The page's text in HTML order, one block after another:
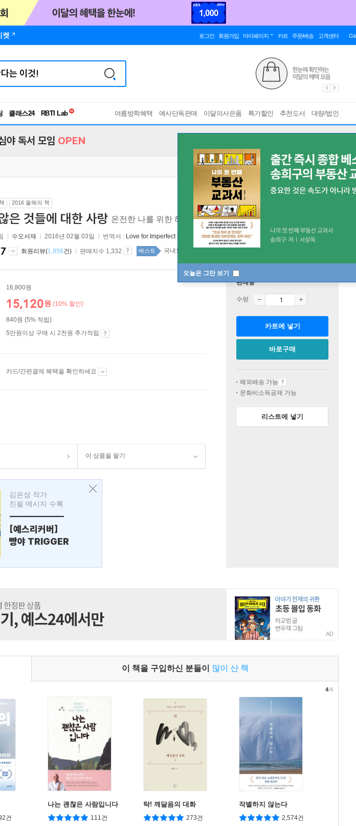
켓 로그인 회원가입 마이페이지 카트 주문/배송 고객센터
클래스24
RBTI Lab
독서유형검사
여름방학혜택 예사단독판매 이달의사은품 특가할인 추천도서 대량/법인
오늘은 그만 보기
야 독서 모임 OPEN
2016 올해의 책
은 것들에 대한 사랑 온전한 나를 위한 혜민 스님의 따뜻한 응원
수오서재 2016년 02월 03일 번역서 : Love for Imperfect Things
회원리뷰(1,956건) 판매지수 1,332 베스트 국내도서 1위 14주
16,800원
15,120원 (10% 할인)
840원 (5% 적립)
5만원이상 구매 시 2천원 추가적립
카드/간편결제 혜택을 확인하세요
이 상품을 팔기
김은성 작가
친필 메시지 수록
---------------
[예스리커버]
빵야 TRIGGER
판매중
수량
카트에 넣기
바로구매
해외배송 가능
문화비소득공제 가능
리스트에 넣기
AD
이 책을 구입하신 분들이 많이 산 책
건
나는 괜찮은 사람입니다
111건
탁! 깨달음의 대화
273건
작별하지 않는다
2,574건
4/4